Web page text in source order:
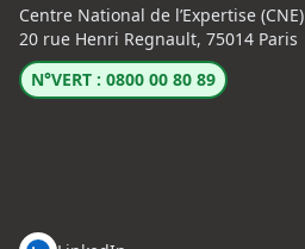
Centre National de l’Expertise (CNE)
20 rue Henri Regnault, 75014 Paris
N°VERT : 0800 00 80 89